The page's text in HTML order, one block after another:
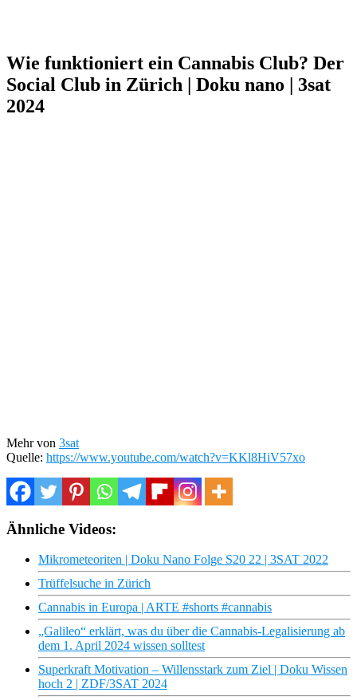
Wie funktioniert ein Cannabis Club? Der
Social Club in Zürich | Doku nano | 3sat
2024
Mehr von 3sat
Quelle: https://www.youtube.com/watch?v=KKl8HiV57xo
Ähnliche Videos:
Mikrometeoriten | Doku Nano Folge S20 22 | 3SAT 2022
Trüffelsuche in Zürich
Cannabis in Europa | ARTE #shorts #cannabis
„Galileo“ erklärt, was du über die Cannabis-Legalisierung ab
dem 1. April 2024 wissen solltest
Superkraft Motivation – Willensstark zum Ziel | Doku Wissen
hoch 2 | ZDF/3SAT 2024